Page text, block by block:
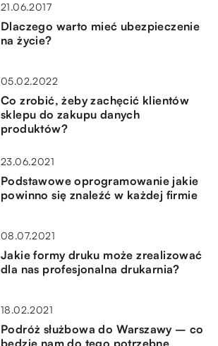
21.06.2017
Dlaczego warto mieć ubezpieczenie
na życie?
05.02.2022
Co zrobić, żeby zachęcić klientów
sklepu do zakupu danych
produktów?
23.06.2021
Podstawowe oprogramowanie jakie
powinno się znaleźć w każdej firmie
08.07.2021
Jakie formy druku może zrealizować
dla nas profesjonalna drukarnia?
18.02.2021
Podróż służbowa do Warszawy – co